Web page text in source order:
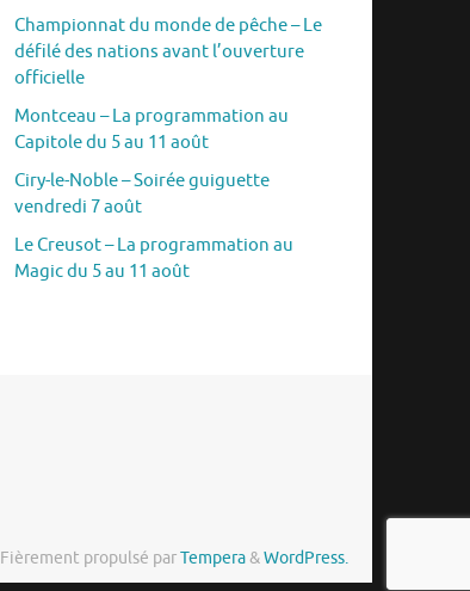
Championnat du monde de pêche – Le
défilé des nations avant l’ouverture
officielle
Montceau – La programmation au
Capitole du 5 au 11 août
Ciry-le-Noble – Soirée guiguette
vendredi 7 août
Le Creusot – La programmation au
Magic du 5 au 11 août
Fièrement propulsé parTempera&WordPress.